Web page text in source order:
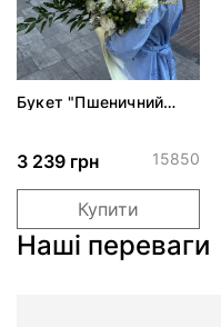
Букет "Пшеничний
3 239 грн 15850
Купити
Наші переваги